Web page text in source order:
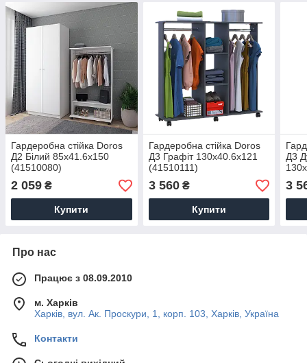
Гардеробна стійка Doros
Д2 Білий 85х41.6х150
(41510080)
2 059 ₴
Купити
Гардеробна стійка Doros
Д3 Графіт 130х40.6х121
(41510111)
3 560₴
Купити
Д3
3
Про нас
Працює з 08.09.2010
м. Харків
Харків, вул. Ак. Проскури, 1, корп. 103, Харків, Україна
Контакти